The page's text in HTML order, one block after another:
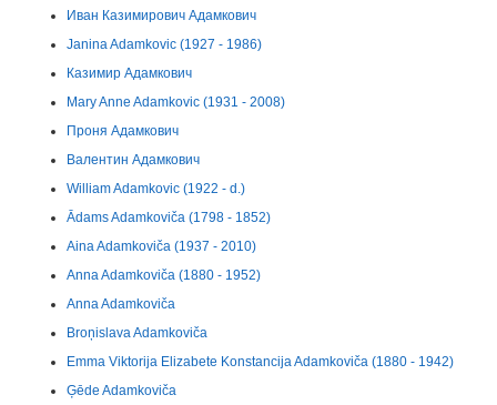
Иван Казимирович Адамкович
Janina Adamkovic (1927 - 1986)
Казимир Адамкович
Mary Anne Adamkovic (1931 - 2008)
Проня Адамкович
Валентин Адамкович
William Adamkovic (1922 - d.)
Ādams Adamkoviča (1798 - 1852)
Aina Adamkoviča (1937 - 2010)
Anna Adamkoviča (1880 - 1952)
Anna Adamkoviča
Broņislava Adamkoviča
Emma Viktorija Elizabete Konstancija Adamkoviča (1880 - 1942)
Ģēde Adamkoviča